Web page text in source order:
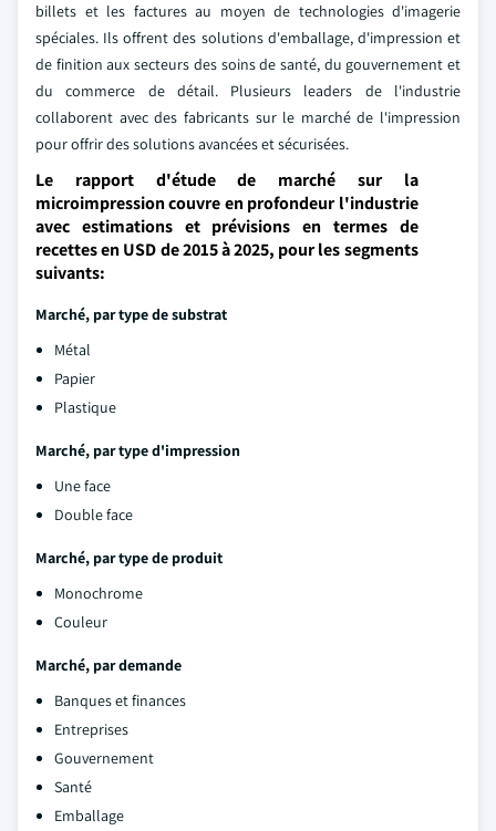
billets et les factures au moyen de technologies d'imagerie
spéciales. Ils offrent des solutions d'emballage, d'impression et
de finition aux secteurs des soins de santé, du gouvernement et
du commerce de détail. Plusieurs leaders de l'industrie
collaborent avec des fabricants sur le marché de l'impression
pour offrir des solutions avancées et sécurisées.
Le rapport d'étude de marché sur la
microimpression couvre en profondeur l'industrie
avec estimations et prévisions en termes de
recettes en USD de 2015 à 2025, pour les segments
suivants:
Marché, par type de substrat
Métal
Papier
Plastique
Marché, par type d'impression
Une face
Double face
Marché, par type de produit
Monochrome
Couleur
Marché, par demande
Banques et finances
Entreprises
Gouvernement
Santé
Emballage